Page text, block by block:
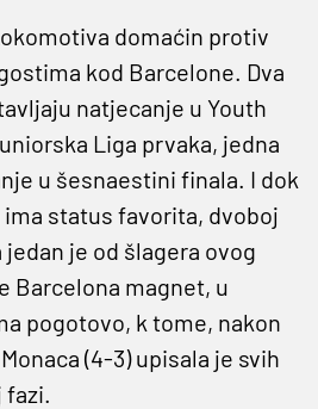
domaćin protiv
kod Barcelone. Dva
natjecanje u Youth
Liga prvaka, jedna
u šesnaestini finala. I dok
status favorita, dvoboj
je od šlagera ovog
Barcelona magnet, u
pogotovo, k tome, nakon
(4-3) upisala je svih
fazi.